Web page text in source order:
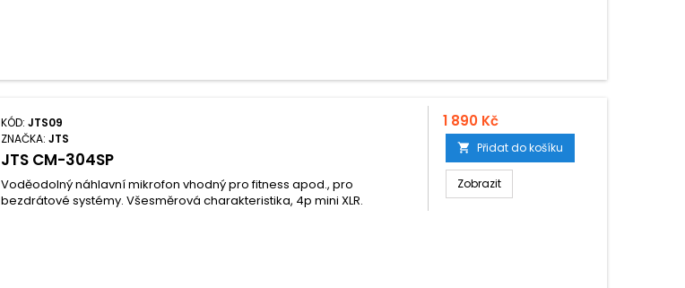
KÓD:JTS09
ZNAČKA:JTS
JTS CM-304SP
Voděodolný náhlavní mikrofon vhodný pro fitness apod., pro
bezdrátové systémy. Všesměrová charakteristika, 4p mini XLR.
1 890 Kč
 Přidat do košíku
Zobrazit